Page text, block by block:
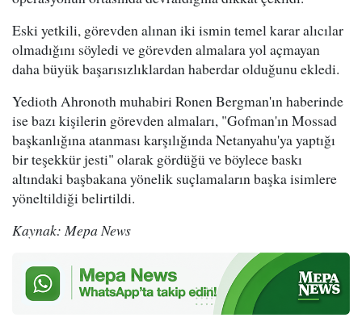
Eski yetkili, görevden alınan iki ismin temel karar alıcılar
olmadığını söyledi ve görevden almalara yol açmayan
daha büyük başarısızlıklardan haberdar olduğunu ekledi.
Yedioth Ahronoth muhabiri Ronen Bergman'ın haberinde
ise bazı kişilerin görevden almaları, "Gofman'ın Mossad
başkanlığına atanması karşılığında Netanyahu'ya yaptığı
bir teşekkür jesti" olarak gördüğü ve böylece baskı
altındaki başbakana yönelik suçlamaların başka isimlere
yöneltildiği belirtildi.
Kaynak: Mepa News